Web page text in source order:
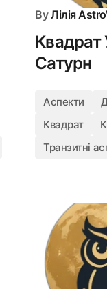
By Лілія
Квадрат
Сатурн
Аспекти
Квадрат
Транзитні